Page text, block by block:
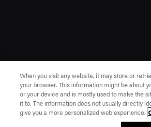
When you visit any website, it may store or
your browser. This information might be about
or your device and is mostly used to make the
it to. The information does not usually directly
give you a more personalized web experience.